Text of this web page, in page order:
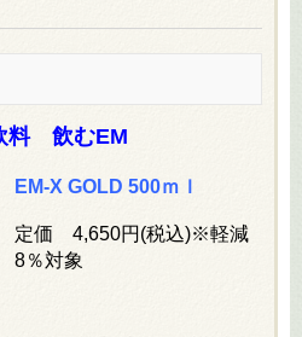
料 飲むEM
EM-X GOLD 500ｍｌ
定価 4,650円(税込)※軽減
8％対象